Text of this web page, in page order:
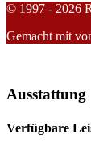
© 1997 - 2026
Gemacht mit
Ausstattung
Verfügbare